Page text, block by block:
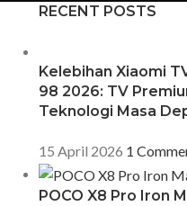
RECENT POSTS
Kelebihan Xiaomi
98 2026: TV
Teknologi Masa
15 April 2026 1
POCO X8 Pro Iron